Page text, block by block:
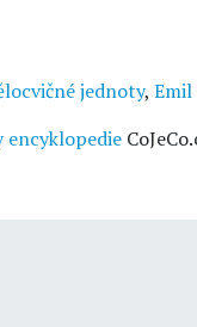
jednoty,
encyklopedie